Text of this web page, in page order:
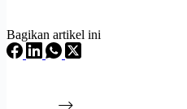
Bagikan artikel ini